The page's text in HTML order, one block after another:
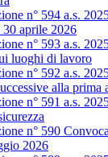
n° 594 a.s.
aprile 2026
n° 593 a.s.
luoghi di lavoro
n° 592 a.s.
alla prima
n° 591 a.s.
n° 590
2026